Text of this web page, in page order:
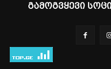
გამოგვყევი